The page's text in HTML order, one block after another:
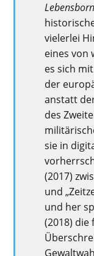
Lebensborn
vielerlei
eines von
es sich
der
anstatt
des
sie in
(2017)
und
und her
(2018)